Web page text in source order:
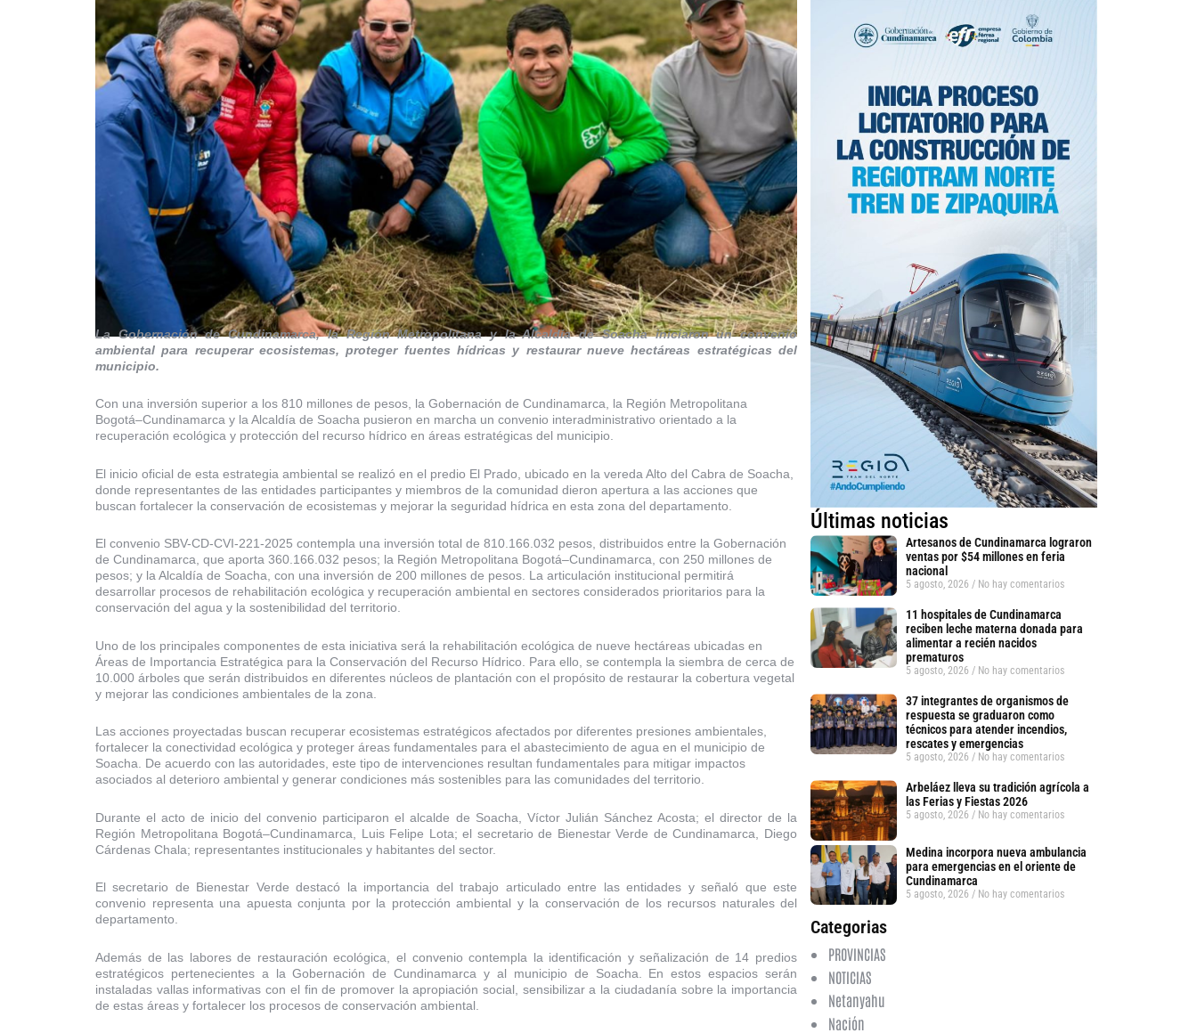
La Gobernación de Cundinamarca, la Región Metropolitana y la Alcaldía de Soacha iniciaron un convenio
ambiental para recuperar ecosistemas, proteger fuentes hídricas y restaurar nueve hectáreas estratégicas del
municipio.
Con una inversión superior a los 810 millones de pesos, la Gobernación de Cundinamarca, la Región Metropolitana
Bogotá–Cundinamarca y la Alcaldía de Soacha pusieron en marcha un convenio interadministrativo orientado a la
recuperación ecológica y protección del recurso hídrico en áreas estratégicas del municipio.
El inicio oficial de esta estrategia ambiental se realizó en el predio El Prado, ubicado en la vereda Alto del Cabra de Soacha,
donde representantes de las entidades participantes y miembros de la comunidad dieron apertura a las acciones que
buscan fortalecer la conservación de ecosistemas y mejorar la seguridad hídrica en esta zona del departamento.
El convenio SBV-CD-CVI-221-2025 contempla una inversión total de 810.166.032 pesos, distribuidos entre la Gobernación
de Cundinamarca, que aporta 360.166.032 pesos; la Región Metropolitana Bogotá–Cundinamarca, con 250 millones de
pesos; y la Alcaldía de Soacha, con una inversión de 200 millones de pesos. La articulación institucional permitirá
desarrollar procesos de rehabilitación ecológica y recuperación ambiental en sectores considerados prioritarios para la
conservación del agua y la sostenibilidad del territorio.
Uno de los principales componentes de esta iniciativa será la rehabilitación ecológica de nueve hectáreas ubicadas en
Áreas de Importancia Estratégica para la Conservación del Recurso Hídrico. Para ello, se contempla la siembra de cerca de
10.000 árboles que serán distribuidos en diferentes núcleos de plantación con el propósito de restaurar la cobertura vegetal
y mejorar las condiciones ambientales de la zona.
Las acciones proyectadas buscan recuperar ecosistemas estratégicos afectados por diferentes presiones ambientales,
fortalecer la conectividad ecológica y proteger áreas fundamentales para el abastecimiento de agua en el municipio de
Soacha. De acuerdo con las autoridades, este tipo de intervenciones resultan fundamentales para mitigar impactos
asociados al deterioro ambiental y generar condiciones más sostenibles para las comunidades del territorio.
Durante el acto de inicio del convenio participaron el alcalde de Soacha, Víctor Julián Sánchez Acosta; el director de la
Región Metropolitana Bogotá–Cundinamarca, Luis Felipe Lota; el secretario de Bienestar Verde de Cundinamarca, Diego
Cárdenas Chala; representantes institucionales y habitantes del sector.
El secretario de Bienestar Verde destacó la importancia del trabajo articulado entre las entidades y señaló que este
convenio representa una apuesta conjunta por la protección ambiental y la conservación de los recursos naturales del
departamento.
Además de las labores de restauración ecológica, el convenio contempla la identificación y señalización de 14 predios
estratégicos pertenecientes a la Gobernación de Cundinamarca y al municipio de Soacha. En estos espacios serán
instaladas vallas informativas con el fin de promover la apropiación social, sensibilizar a la ciudadanía sobre la importancia
de estas áreas y fortalecer los procesos de conservación ambiental.
Últimas noticias
Artesanos de Cundinamarca lograron
ventas por $54 millones en feria
nacional
5 agosto, 2026 No hay comentarios
11 hospitales de Cundinamarca
reciben leche materna donada para
alimentar a recién nacidos
prematuros
5 agosto, 2026 No hay comentarios
37 integrantes de organismos de
respuesta se graduaron como
técnicos para atender incendios,
rescates y emergencias
5 agosto, 2026 No hay comentarios
Arbeláez lleva su tradición agrícola a
las Ferias y Fiestas 2026
5 agosto, 2026 No hay comentarios
Medina incorpora nueva ambulancia
para emergencias en el oriente de
Cundinamarca
5 agosto, 2026 No hay comentarios
Categorias
PROVINCIAS
NOTICIAS
Netanyahu
Nación